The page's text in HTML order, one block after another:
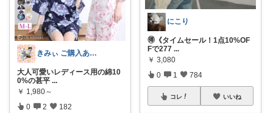
きみぃ ご購入ありがとうございます♪
大人可愛いレディース用の綿10
0%の甚平 ...
￥ 1,980～
0 2 182
にこり
🉐《タイムセール！1点10%OF
Fで277 ...
￥ 3,080
0 1 784
コレ いいね